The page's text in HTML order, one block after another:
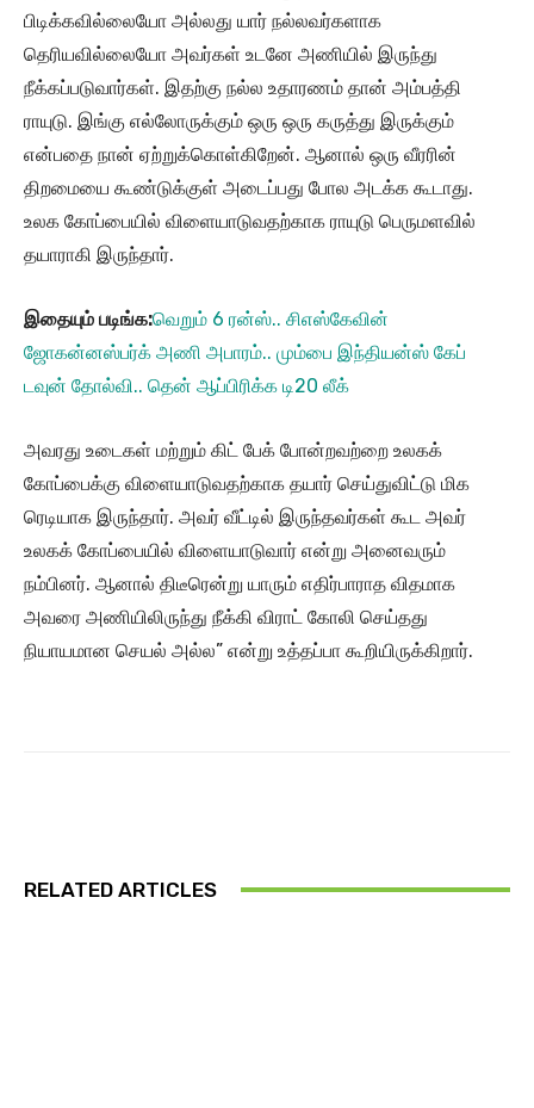
பிடிக்கவில்லையோ அல்லது யார் நல்லவர்களாக
தெரியவில்லையோ அவர்கள் உடனே அணியில் இருந்து
நீக்கப்படுவார்கள். இதற்கு நல்ல உதாரணம் தான் அம்பத்தி
ராயுடு. இங்கு எல்லோருக்கும் ஒரு ஒரு கருத்து இருக்கும்
என்பதை நான் ஏற்றுக்கொள்கிறேன். ஆனால் ஒரு வீரரின்
திறமையை கூண்டுக்குள் அடைப்பது போல அடக்க கூடாது.
உலக கோப்பையில் விளையாடுவதற்காக ராயுடு பெருமளவில்
தயாராகி இருந்தார்.
இதையும் படிங்க:வெறும் 6 ரன்ஸ்.. சிஎஸ்கேவின்
ஜோகன்னஸ்பர்க் அணி அபாரம்.. மும்பை இந்தியன்ஸ் கேப்
டவுன் தோல்வி.. தென் ஆப்பிரிக்க டி20 லீக்
அவரது உடைகள் மற்றும் கிட் பேக் போன்றவற்றை உலகக்
கோப்பைக்கு விளையாடுவதற்காக தயார் செய்துவிட்டு மிக
ரெடியாக இருந்தார். அவர் வீட்டில் இருந்தவர்கள் கூட அவர்
உலகக் கோப்பையில் விளையாடுவார் என்று அனைவரும்
நம்பினர். ஆனால் திடீரென்று யாரும் எதிர்பாராத விதமாக
அவரை அணியிலிருந்து நீக்கி விராட் கோலி செய்தது
நியாயமான செயல் அல்ல” என்று உத்தப்பா கூறியிருக்கிறார்.
RELATED ARTICLES